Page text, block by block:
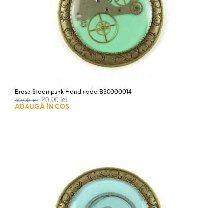
Brosa Steampunk Handmade BS0000014
40,00lei Prețul
inițial
20,00 lei
curent
ADAUGĂ ÎN COȘ